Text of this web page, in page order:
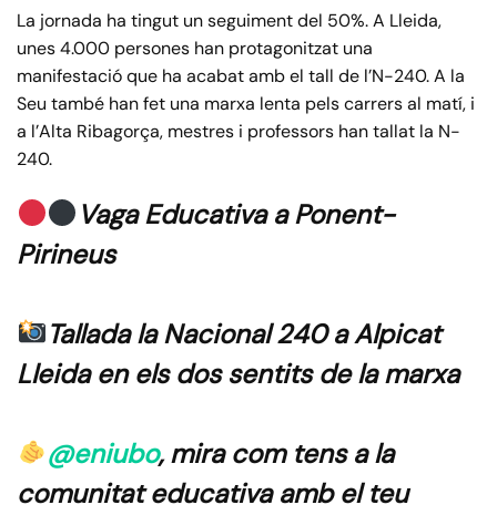
La jornada ha tingut un seguiment del 50%. A Lleida,
unes 4.000 persones han protagonitzat una
manifestació que ha acabat amb el tall de l’N-240. A la
Seu també han fet una marxa lenta pels carrers al matí, i
a l’Alta Ribagorça, mestres i professors han tallat la N-
240.
Vaga Educativa a Ponent-
Pirineus
Tallada la Nacional 240 a Alpicat
Lleida en els dos sentits de la marxa
@eniubo, mira com tens a la
comunitat educativa amb el teu